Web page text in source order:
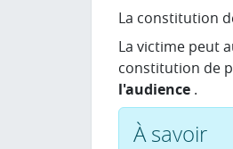
La constitution
La victime peut
constitution de
l'audience .
À savoir